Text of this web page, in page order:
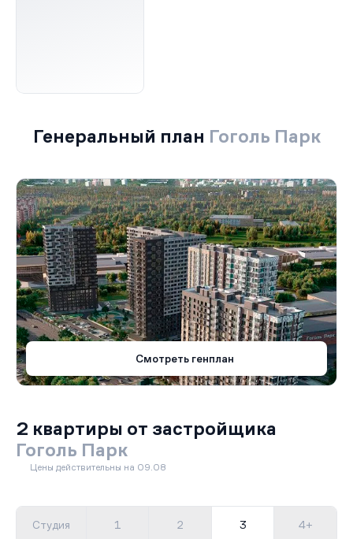
Генеральный план Гоголь Парк
Смотреть генплан
2 квартиры от застройщика
Гоголь Парк
Цены действительны на 09.08
Студия 1 2 3 4+